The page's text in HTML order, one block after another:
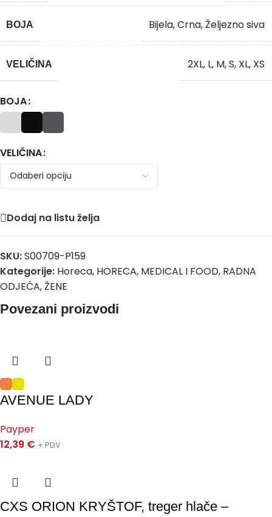
BOJA Bijela,Crna,Željezno siva
VELIČINA 2XL, L, M,S, XL, XS
BOJA
VELIČINA
Dodaj na listu želja
SKU:S00709-P159
Kategorije: Horeca, HORECA, MEDICAL I FOOD, RADNA
ODJEĆA,ŽENE
Povezani proizvodi
AVENUE LADY
Payper
12,39 € + PDV
CXS ORION KRYŠTOF, treger hlače –